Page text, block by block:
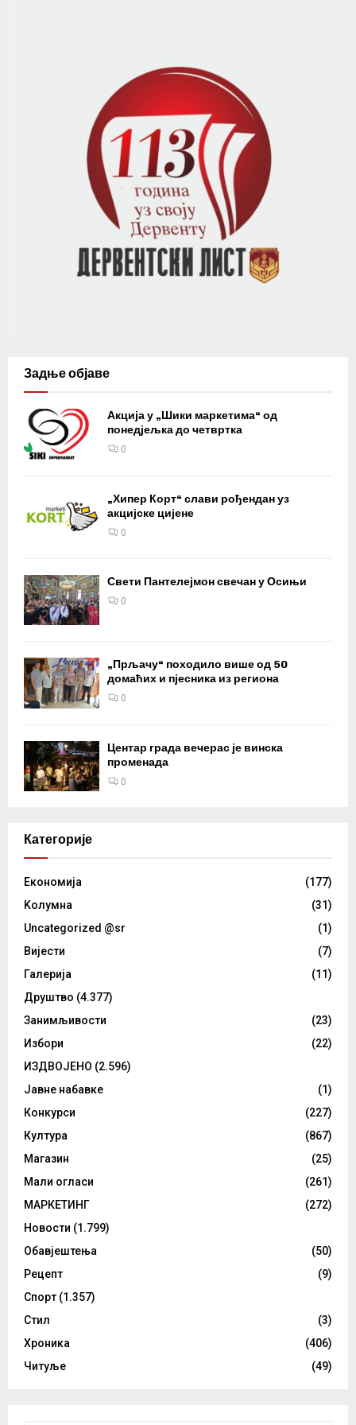
Задње објаве
Акција у „Шики маркетима“ од
понедјељка до четвртка
0
„Хипер Корт“ слави рођендан уз
акцијске цијене
0
Свети Пантелејмон свечан у Осињи
0
„Прљачу“ походило више од 50
домаћих и пјесника из региона
0
Центар града вечерас је винска
променада
0
Категорије
Eкономија
(177)
Kолумнa
(31)
Uncategorized @sr
(1)
Вијести
(7)
Галерија
(11)
Друштво (4.377)
Занимљивости
(23)
Избори
(22)
ИЗДВОЈЕНО (2.596)
Јавне набавке
(1)
Конкурси
(227)
Култура
(867)
Магазин
(25)
Мали огласи
(261)
МАРКЕТИНГ
(272)
Новости (1.799)
Обавјештења
(50)
Рецепт
(9)
Спорт (1.357)
Стил
(3)
Хроника
(406)
Читуље
(49)